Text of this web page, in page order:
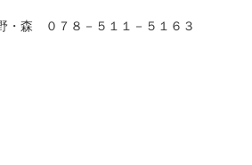
・森 ０７８－５１１－５１６３